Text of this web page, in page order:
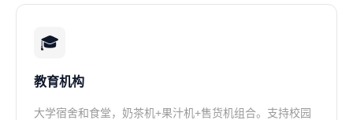
🎓
教育机构
大学宿舍和食堂，奶茶机+果汁机+售货机组合。支持校园